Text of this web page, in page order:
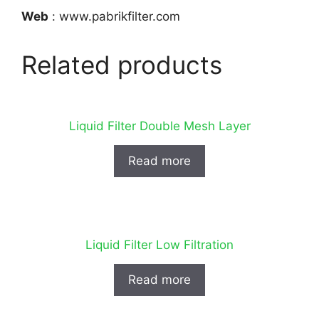
Web : www.pabrikfilter.com
Related products
Liquid Filter Double Mesh Layer
Read more
Liquid Filter Low Filtration
Read more